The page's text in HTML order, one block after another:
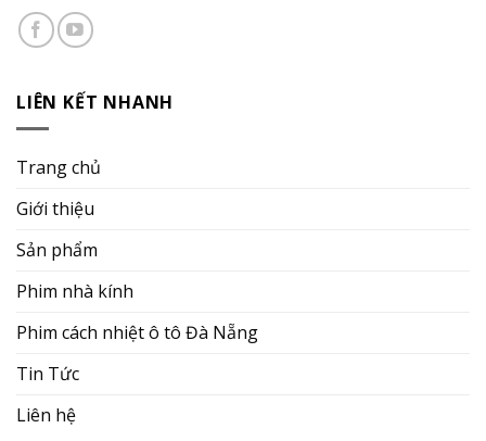
LIÊN KẾT NHANH
Trang chủ
Giới thiệu
Sản phẩm
Phim nhà kính
Phim cách nhiệt ô tô Đà Nẵng
Tin Tức
Liên hệ